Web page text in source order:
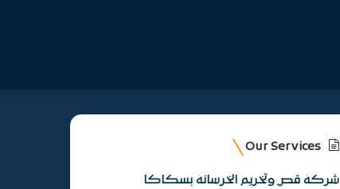
Our Services
شركة قص وتخريم الخرسانة بسكاكا